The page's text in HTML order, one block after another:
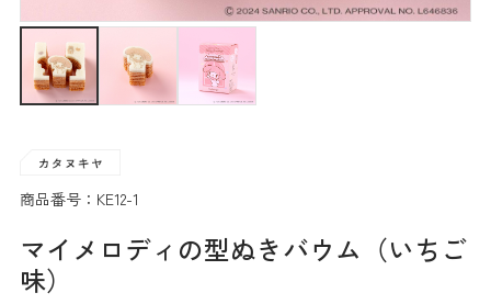
商品番号：KE12-1
マイメロディの型ぬきバウム（いちご
味）